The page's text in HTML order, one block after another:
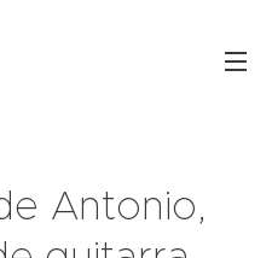
Antonio,